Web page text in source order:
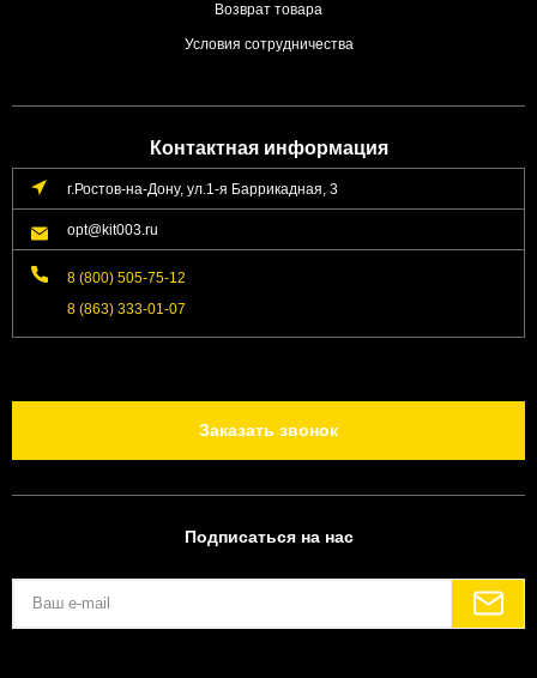
Возврат товара
Условия сотрудничества
Контактная информация
г.Ростов-на-Дону, ул.1-я Баррикадная, 3
opt@kit003.ru
8 (800) 505-75-12
8 (863) 333-01-07
Заказать звонок
Подписаться на нас